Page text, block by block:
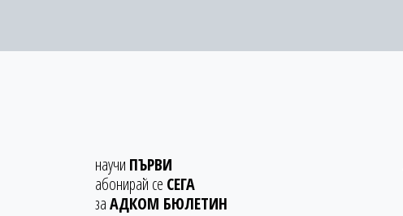
научи ПЪРВИ
абонирай се СЕГА
заАДКОМ БЮЛЕТИН